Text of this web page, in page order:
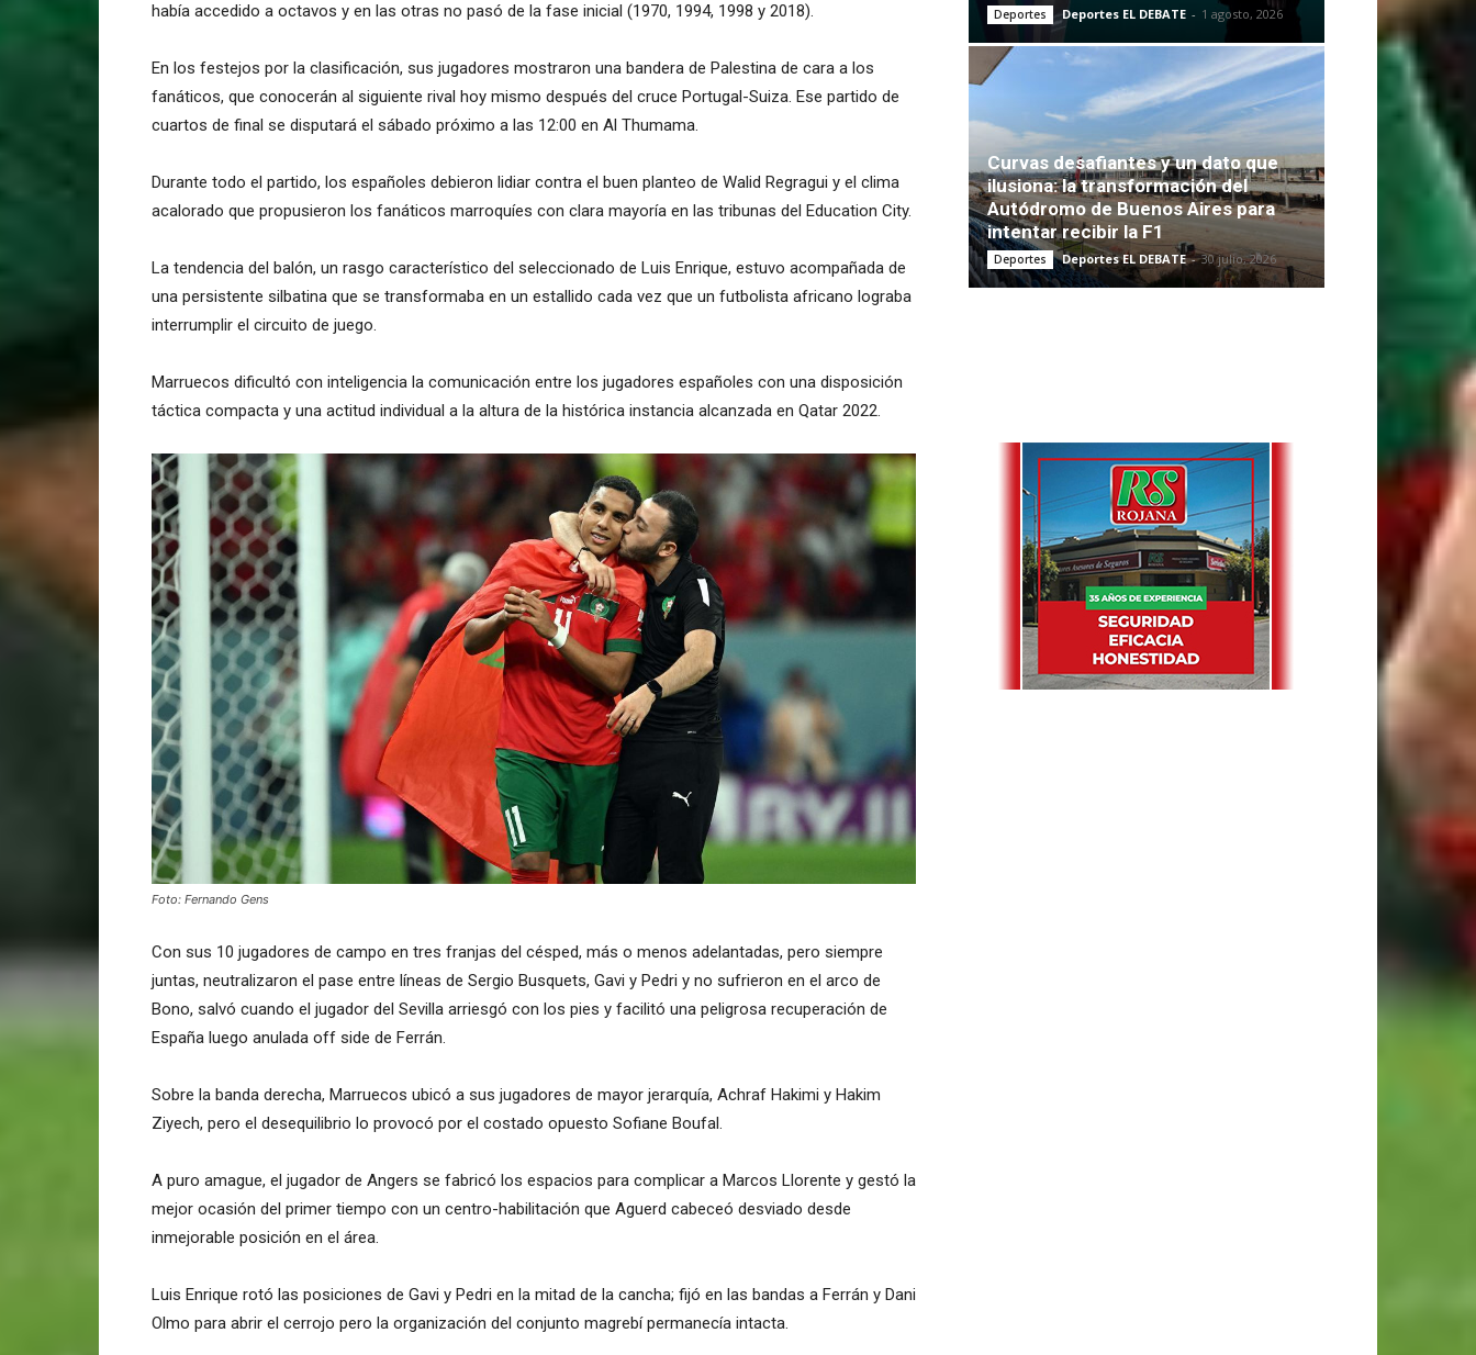
había accedido a octavos y en las otras no pasó de la fase inicial (1970, 1994, 1998 y 2018).
En los festejos por la clasificación, sus jugadores mostraron una bandera de Palestina de cara a los
fanáticos, que conocerán al siguiente rival hoy mismo después del cruce Portugal-Suiza. Ese partido de
cuartos de final se disputará el sábado próximo a las 12:00 en Al Thumama.
Durante todo el partido, los españoles debieron lidiar contra el buen planteo de Walid Regragui y el clima
acalorado que propusieron los fanáticos marroquíes con clara mayoría en las tribunas del Education City.
La tendencia del balón, un rasgo característico del seleccionado de Luis Enrique, estuvo acompañada de
una persistente silbatina que se transformaba en un estallido cada vez que un futbolista africano lograba
interrumplir el circuito de juego.
Marruecos dificultó con inteligencia la comunicación entre los jugadores españoles con una disposición
táctica compacta y una actitud individual a la altura de la histórica instancia alcanzada en Qatar 2022.
Foto: Fernando Gens
Con sus 10 jugadores de campo en tres franjas del césped, más o menos adelantadas, pero siempre
juntas, neutralizaron el pase entre líneas de Sergio Busquets, Gavi y Pedri y no sufrieron en el arco de
Bono, salvó cuando el jugador del Sevilla arriesgó con los pies y facilitó una peligrosa recuperación de
España luego anulada off side de Ferrán.
Sobre la banda derecha, Marruecos ubicó a sus jugadores de mayor jerarquía, Achraf Hakimi y Hakim
Ziyech, pero el desequilibrio lo provocó por el costado opuesto Sofiane Boufal.
A puro amague, el jugador de Angers se fabricó los espacios para complicar a Marcos Llorente y gestó la
mejor ocasión del primer tiempo con un centro-habilitación que Aguerd cabeceó desviado desde
inmejorable posición en el área.
Luis Enrique rotó las posiciones de Gavi y Pedri en la mitad de la cancha; fijó en las bandas a Ferrán y Dani
Olmo para abrir el cerrojo pero la organización del conjunto magrebí permanecía intacta.
Deportes Deportes EL DEBATE - 1 agosto, 2026
Curvas desafiantes y un dato que
ilusiona: la transformación del
Autódromo de Buenos Aires para
intentar recibir la F1
Deportes Deportes EL DEBATE - 30 julio, 2026